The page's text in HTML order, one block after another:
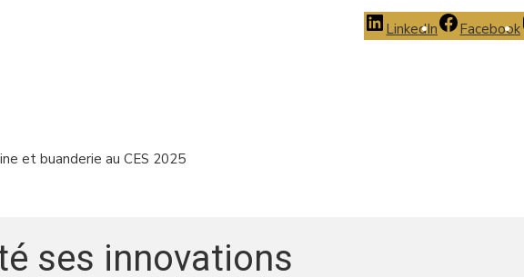
LinkedIn Facebook
et buanderie au CES 2025
ses innovations